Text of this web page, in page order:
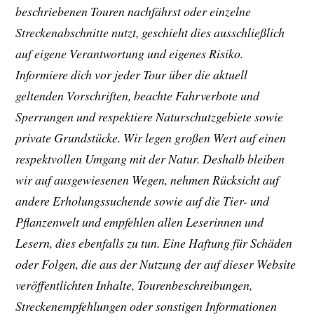
beschriebenen Touren nachfährst oder einzelne
Streckenabschnitte nutzt, geschieht dies ausschließlich
auf eigene Verantwortung und eigenes Risiko.
Informiere dich vor jeder Tour über die aktuell
geltenden Vorschriften, beachte Fahrverbote und
Sperrungen und respektiere Naturschutzgebiete sowie
private Grundstücke. Wir legen großen Wert auf einen
respektvollen Umgang mit der Natur. Deshalb bleiben
wir auf ausgewiesenen Wegen, nehmen Rücksicht auf
andere Erholungssuchende sowie auf die Tier- und
Pflanzenwelt und empfehlen allen Leserinnen und
Lesern, dies ebenfalls zu tun. Eine Haftung für Schäden
oder Folgen, die aus der Nutzung der auf dieser Website
veröffentlichten Inhalte, Tourenbeschreibungen,
Streckenempfehlungen oder sonstigen Informationen